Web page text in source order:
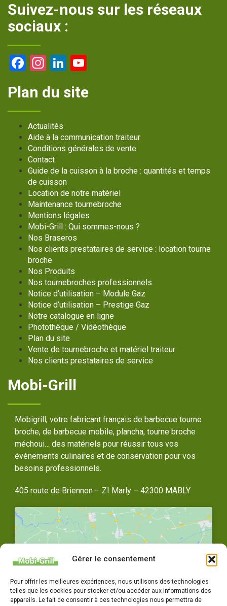
Gérer le consentement
Pour offrir les meilleures expériences, nous utilisons des technologies
telles que les cookies pour stocker et/ou accéder aux informations des
appareils. Le fait de consentir à ces technologies nous permettra de
Suivez-nous sur les réseaux
sociaux :
Facebook
Instagram
LinkedIn
Plan du site
Actualités
Aide à la communication traiteur
Conditions générales de vente
Contact
Guide de la cuisson à la broche : quantités et temps
de cuisson
Location de notre matériel
Maintenance tournebroche
Mentions légales
Mobi-Grill : Qui sommes-nous ?
Nos Braseros
Nos clients prestataires de service : location tourne
broche
Nos Produits
Nos tournebroches professionnels
Notice d’utilisation – Module Gaz
Notice d’utilisation – Prestige Gaz
Notre catalogue en ligne
Photothèque / Vidéothèque
Plan du site
Vente de tournebroche et matériel traiteur
Nos clients prestataires de service
Mobi-Grill
Mobigrill, votre fabricant français de barbecue tourne
broche, de barbecue mobile, plancha, tourne broche
méchoui… des matériels pour réussir tous vos
événements culinaires et de conservation pour vos
besoins professionnels.
405 route de Briennon – ZI Marly – 42300 MABLY
marketing et activer ce contenu